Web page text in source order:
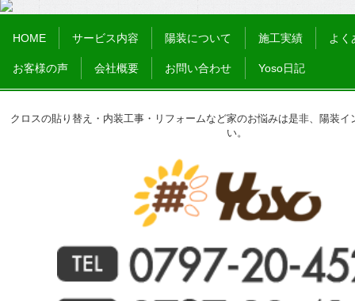
HOME サービス内容 陽装について 施工実績 よく
お客様の声 会社概要 お問い合わせ Yoso日記
クロスの貼り替え・内装工事・リフォームなど家のお悩みは是非、陽装イ
い。